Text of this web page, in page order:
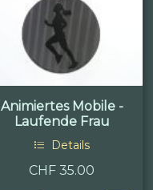
Animiertes Mobile -
Laufende Frau
Details
CHF 35.00